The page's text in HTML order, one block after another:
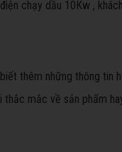
chạy dầu 10Kw ,
thêm những thông tin
mắc về sản phẩm